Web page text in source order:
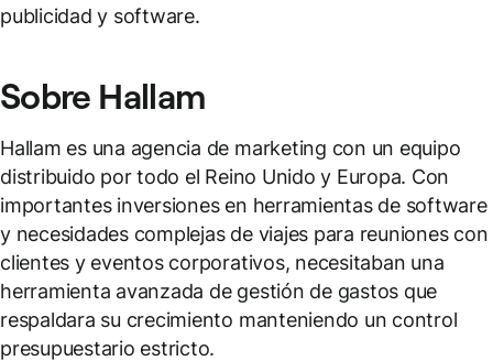
publicidad y software.
Sobre Hallam
Hallam es una agencia de marketing con un equipo
distribuido por todo el Reino Unido y Europa. Con
importantes inversiones en herramientas de software
y necesidades complejas de viajes para reuniones con
clientes y eventos corporativos, necesitaban una
herramienta avanzada de gestión de gastos que
respaldara su crecimiento manteniendo un control
presupuestario estricto.